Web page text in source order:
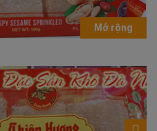
Mở rộng